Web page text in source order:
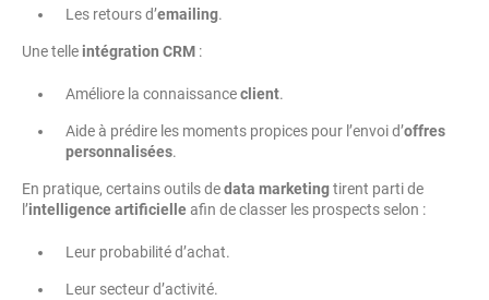
Les retours d’emailing.
Une telle intégration CRM :
Améliore la connaissanceclient.
Aide à prédire les moments propices pour l’envoi d’offres
personnalisées.
En pratique, certains outils dedata marketingtirent parti de
l’intelligence artificielleafin de classer les prospects selon :
Leur probabilité d’achat.
Leur secteur d’activité.